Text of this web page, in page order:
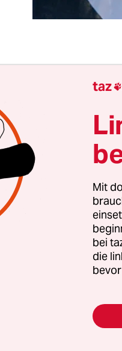
Erdoğan
Istanbuler
galt. Wer hier
Erdoğan ließ
und
Agenda, der Ende
zu zehn
dafür, dass der
mit
Zugeständnissen
sich vor allem
an
taz 
Mit
bei
die